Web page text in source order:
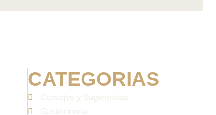
CATEGORIAS
Consejos y Sugerencias
Gastronomía